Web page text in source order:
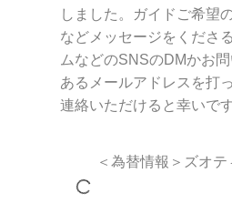
しました。ガイドご希望
などメッセージをくださ
ムなどのSNSのDMかお
あるメールアドレスを打
連絡いただけると幸いです
＜為替情報＞ズオテ